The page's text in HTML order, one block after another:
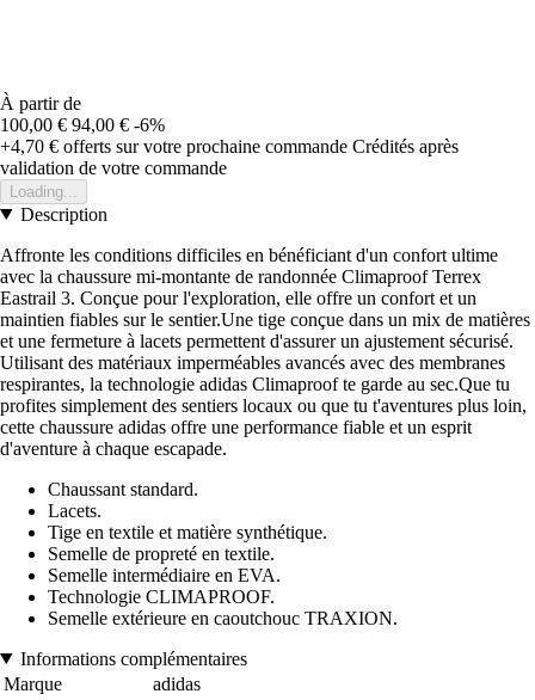
À partir de
100,00 € 94,00 € -6%
+4,70 € offerts sur votre prochaine commande Crédités après
validation de votre commande
Loading...
Description
Affronte les conditions difficiles en bénéficiant d'un confort ultime
avec la chaussure mi-montante de randonnée Climaproof Terrex
Eastrail 3. Conçue pour l'exploration, elle offre un confort et un
maintien fiables sur le sentier.Une tige conçue dans un mix de matières
et une fermeture à lacets permettent d'assurer un ajustement sécurisé.
Utilisant des matériaux imperméables avancés avec des membranes
respirantes, la technologie adidas Climaproof te garde au sec.Que tu
profites simplement des sentiers locaux ou que tu t'aventures plus loin,
cette chaussure adidas offre une performance fiable et un esprit
d'aventure à chaque escapade.
Chaussant standard.
Lacets.
Tige en textile et matière synthétique.
Semelle de propreté en textile.
Semelle intermédiaire en EVA.
Technologie CLIMAPROOF.
Semelle extérieure en caoutchouc TRAXION.
Informations complémentaires
Marque
adidas